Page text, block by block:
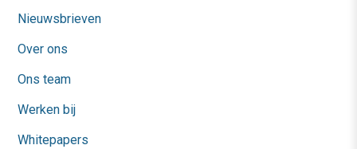
Nieuwsbrieven
Over ons
Ons team
Werken bij
Whitepapers